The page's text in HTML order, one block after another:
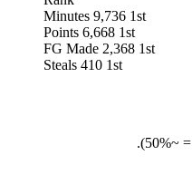
Minutes 9,736 1st
Points 6,668 1st
FG Made 2,368 1st
Steals 410 1st